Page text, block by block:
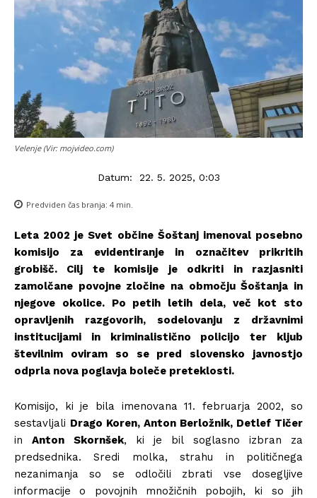
Velenje (Vir: mojvideo.com)
Datum: 22. 5. 2025, 0:03
Predviden čas branja: 4 min.
Leta 2002 je Svet občine Šoštanj imenoval posebno
komisijo za evidentiranje in označitev prikritih
grobišč. Cilj te komisije je odkriti in razjasniti
zamolčane povojne zločine na območju Šoštanja in
njegove okolice. Po petih letih dela, več kot sto
opravljenih razgovorih, sodelovanju z državnimi
institucijami in kriminalistično policijo ter kljub
številnim oviram so se pred slovensko javnostjo
odprla nova poglavja boleče preteklosti.
Komisijo, ki je bila imenovana 11. februarja 2002, so
sestavljali Drago Koren, Anton Berložnik, Detlef Tičer
inAnton Skornšek, ki je bil soglasno izbran za
predsednika. Sredi molka, strahu in političnega
nezanimanja so se odločili zbrati vse dosegljive
informacije o povojnih množičnih pobojih, ki so jih